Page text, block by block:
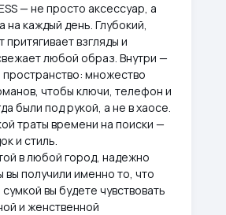
— не просто аксессуар, а
на каждый день. Глубокий,
притягивает взгляды и
любой образ. Внутри —
множество
чтобы ключи, телефон и
были под рукой, а не в хаосе.
траты времени на поиски —
и стиль.
в любой город, надежно
вы получили именно то, что
вы будете чувствовать
и женственной